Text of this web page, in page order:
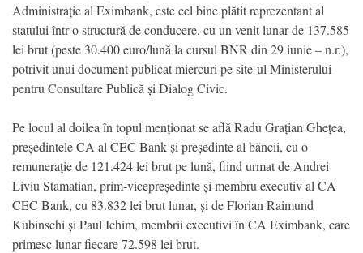
Administrație al Eximbank, este cel bine plătit reprezentant al
statului într-o structură de conducere, cu un venit lunar de 137.585
lei brut (peste 30.400 euro/lună la cursul BNR din 29 iunie – n.r.),
potrivit unui document publicat miercuri pe site-ul Ministerului
pentru Consultare Publică și Dialog Civic.
Pe locul al doilea în topul menționat se află Radu Grațian Ghețea,
președintele CA al CEC Bank și președinte al băncii, cu o
remunerație de 121.424 lei brut pe lună, fiind urmat de Andrei
Liviu Stamatian, prim-vicepreședinte și membru executiv al CA
CEC Bank, cu 83.832 lei brut lunar, și de Florian Raimund
Kubinschi și Paul Ichim, membrii executivi în CA Eximbank, care
primesc lunar fiecare 72.598 lei brut.